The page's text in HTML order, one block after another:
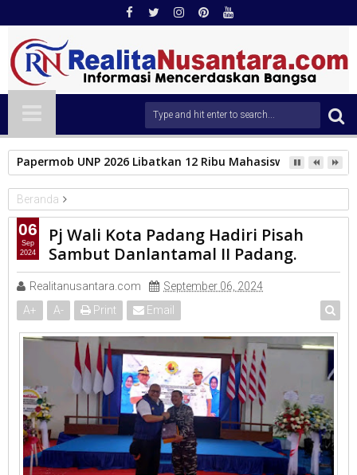
Papermob UNP 2026 Libatkan 12 Ribu Mahasiswa Baru,
Beranda
PEMKO PADANG
Pj Wali Kota Padang Hadiri Pisah Sambut Danlantamal II Padang.
Pj Wali Kota Padang Hadiri Pisah
Sambut Danlantamal II Padang.
Realitanusantara.com
September 06, 2024
A+ A- Print Email
06
Sep
2024